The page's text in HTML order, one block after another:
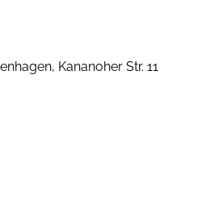
Kananoher Str. 11